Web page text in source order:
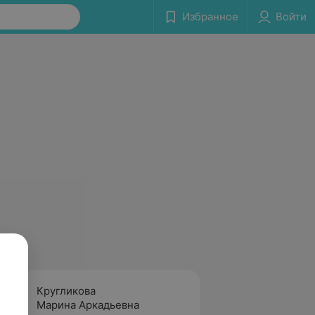
Избранное Войти
Кругликова
Марина Аркадьевна